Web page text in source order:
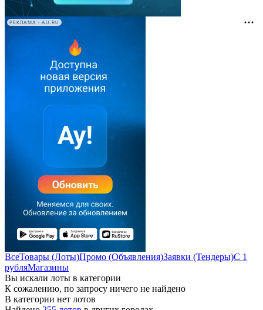
РЕКЛАМА • AU.RU
ВсеТовары (Лоты)Промо (Объявления)Заявки (Тендеры)С 1
рубляМагазины
Вы искали лоты в категории
К сожалению, по запросу ничего не найдено
В категории нет лотов